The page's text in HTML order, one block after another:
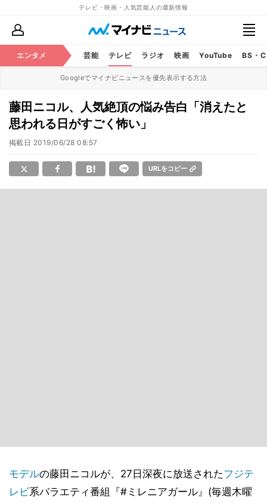
テレビ・映画・人気芸能人の最新情報
エンタメ 芸能 テレビ ラジオ 映画 YouTube BS・
Googleでマイナビニュースを優先表示する方法
藤田ニコル、人気絶頂の悩み告白「消えたと
思われる日がすごく怖い」
掲載日 2019/06/28 08:57
URLをコピー
モデルの藤田ニコルが、27日深夜に放送されたフジテ
レビ系バラエティ番組『#ミレニアガール』(毎週木曜